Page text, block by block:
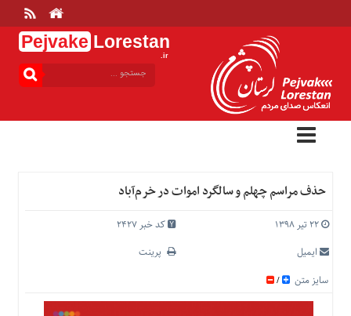
Pejvake Lorestan
.ir
بالا
خانه
ارتباط
درباره
تعرفه
اصلی
حذف مراسم چهلم و سالگرد اموات در خرم‌آباد
۲۲ تیر ۱۳۹۸
کد خبر 2427
ایمیل
پرینت
سایز متن
/